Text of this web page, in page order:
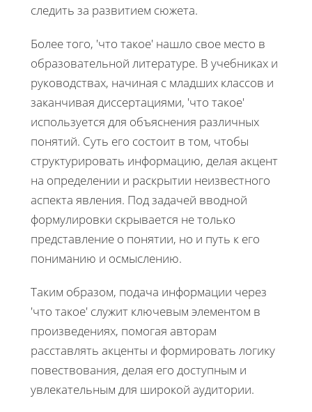
следить за развитием сюжета.
Более того, 'что такое' нашло свое место в
образовательной литературе. В учебниках и
руководствах, начиная с младших классов и
заканчивая диссертациями, 'что такое'
используется для объяснения различных
понятий. Суть его состоит в том, чтобы
структурировать информацию, делая акцент
на определении и раскрытии неизвестного
аспекта явления. Под задачей вводной
формулировки скрывается не только
представление о понятии, но и путь к его
пониманию и осмыслению.
Таким образом, подача информации через
'что такое' служит ключевым элементом в
произведениях, помогая авторам
расставлять акценты и формировать логику
повествования, делая его доступным и
увлекательным для широкой аудитории.